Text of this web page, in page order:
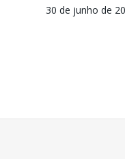
30 de junho de